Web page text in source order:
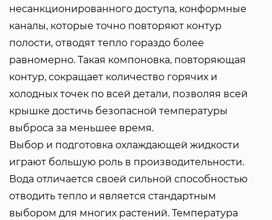
несанкционированного доступа, конформные
каналы, которые точно повторяют контур
полости, отводят тепло гораздо более
равномерно. Такая компоновка, повторяющая
контур, сокращает количество горячих и
холодных точек по всей детали, позволяя всей
крышке достичь безопасной температуры
выброса за меньшее время.
Выбор и подготовка охлаждающей жидкости
играют большую роль в производительности.
Вода отличается своей сильной способностью
отводить тепло и является стандартным
выбором для многих растений. Температура